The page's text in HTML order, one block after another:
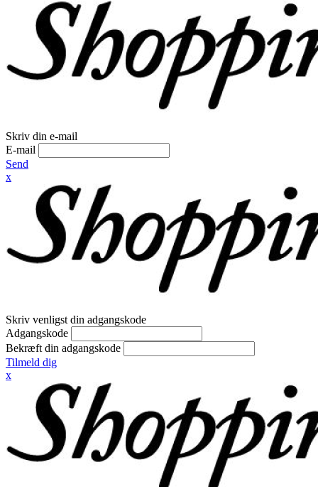
Skriv din e-mail
E-mail
Send
x
Skriv venligst din adgangskode
Adgangskode
Bekræft din adgangskode
Tilmeld dig
x